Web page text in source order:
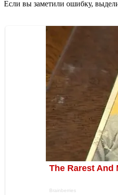
Если вы заметили ошибку,